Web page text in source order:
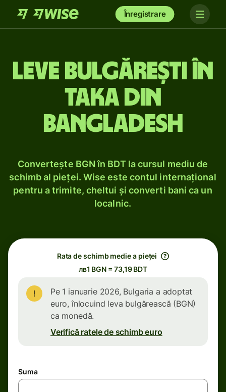
Înregistrare
Leve bulgărești în
taka din
Bangladesh
Convertește BGN în BDT la cursul mediu de
schimb al pieței. Wise este contul internațional
pentru a trimite, cheltui și converti bani ca un
localnic.
Rata de schimb medie a pieței
лв1 BGN = 73,19 BDT
Pe 1 ianuarie 2026, Bulgaria a adoptat
euro, înlocuind leva bulgărească (BGN)
ca monedă.
Verifică ratele de schimb euro
Suma